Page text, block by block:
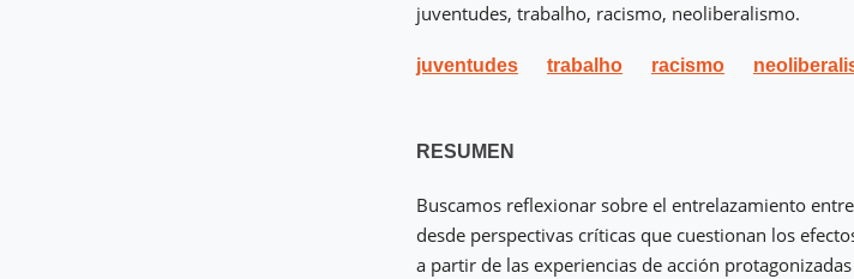
juventudes, trabalho, racismo, neoliberalismo.
juventudes trabalho racismo
RESUMEN
Buscamos reflexionar sobre el entrelazamiento
desde perspectivas críticas que cuestionan los
a partir de las experiencias de acción